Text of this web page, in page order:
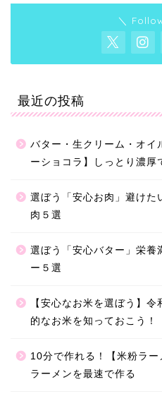
＼
最近の投稿
バター・生クリーム・オイ
ーショコラ】しっとり濃厚
選ぼう「安心お肉」避けた
肉５選
選ぼう「安心バター」栄養
ー５選
【安心なお米を選ぼう】
的なお米を知っておこう！
10分で作れる！【米粉ラ
ラーメンを最速で作る